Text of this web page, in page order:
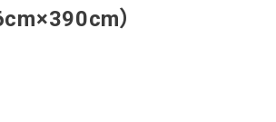
）